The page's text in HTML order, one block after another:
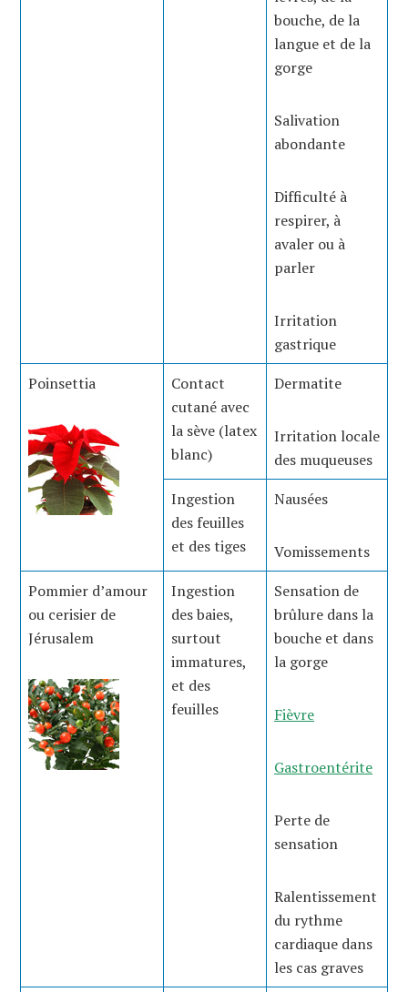
bouche, de la
langue et de la
gorge
Salivation
abondante
Difficulté à
respirer, à
avaler ou à
parler
Irritation
gastrique
Poinsettia
Contact
cutané avec
la sève (latex
blanc)
Dermatite
Irritation locale
des muqueuses
Ingestion
des feuilles
et des tiges
Nausées
Vomissements
Pommier d’amour
ou cerisier de
Jérusalem
Ingestion
des baies,
surtout
immatures,
et des
feuilles
Sensation de
brûlure dans la
bouche et dans
la gorge
Fièvre
Gastroentérite
Perte de
sensation
Ralentissement
du rythme
cardiaque dans
les cas graves